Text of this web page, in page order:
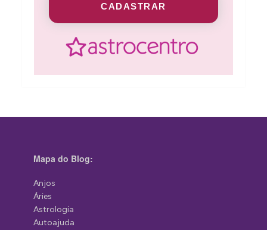
CADASTRAR
Mapa do Blog:
Anjos
Áries
Astrologia
Autoajuda